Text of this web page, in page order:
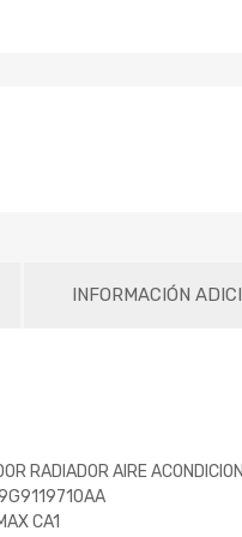
INFORMACIÓN
RADIADOR AIRE
CA1